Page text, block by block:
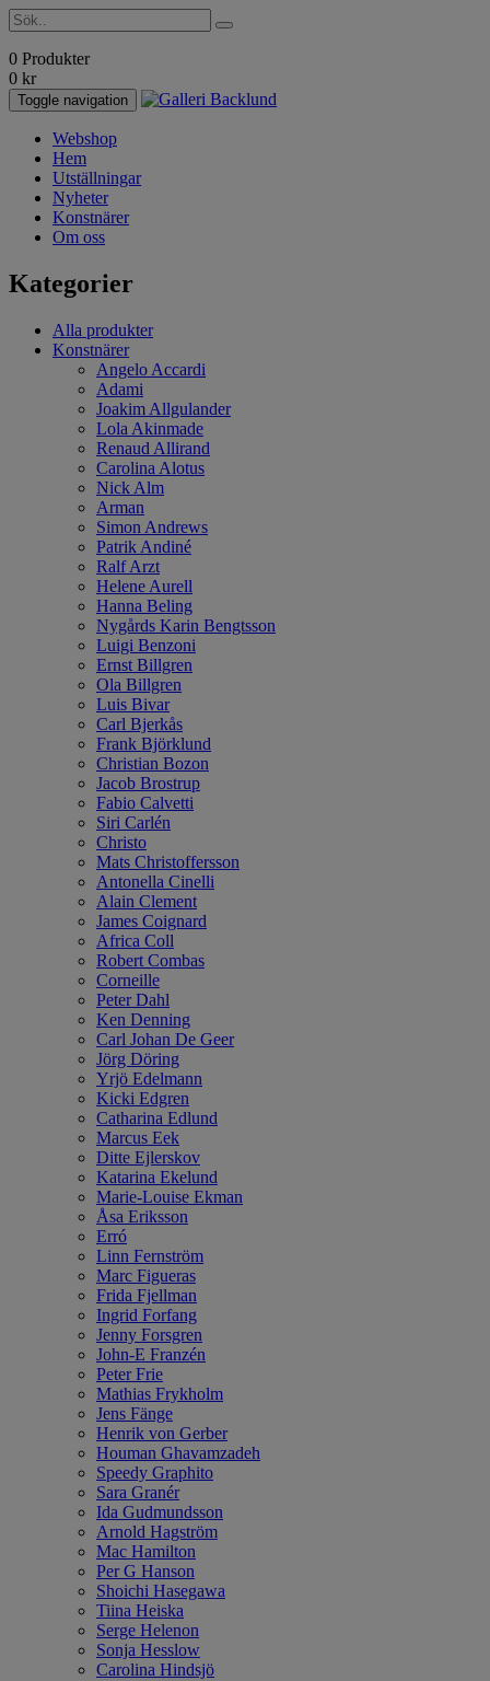
0 Produkter
0 kr
Toggle navigation
Webshop
Hem
Utställningar
Nyheter
Konstnärer
Om oss
Kategorier
Alla produkter
Konstnärer
Angelo Accardi
Adami
Joakim Allgulander
Lola Akinmade
Renaud Allirand
Carolina Alotus
Nick Alm
Arman
Simon Andrews
Patrik Andiné
Ralf Arzt
Helene Aurell
Hanna Beling
Nygårds Karin Bengtsson
Luigi Benzoni
Ernst Billgren
Ola Billgren
Luis Bivar
Carl Bjerkås
Frank Björklund
Christian Bozon
Jacob Brostrup
Fabio Calvetti
Siri Carlén
Christo
Mats Christoffersson
Antonella Cinelli
Alain Clement
James Coignard
Africa Coll
Robert Combas
Corneille
Peter Dahl
Ken Denning
Carl Johan De Geer
Jörg Döring
Yrjö Edelmann
Kicki Edgren
Catharina Edlund
Marcus Eek
Ditte Ejlerskov
Katarina Ekelund
Marie-Louise Ekman
Åsa Eriksson
Erró
Linn Fernström
Marc Figueras
Frida Fjellman
Ingrid Forfang
Jenny Forsgren
John-E Franzén
Peter Frie
Mathias Frykholm
Jens Fänge
Henrik von Gerber
Houman Ghavamzadeh
Speedy Graphito
Sara Granér
Ida Gudmundsson
Arnold Hagström
Mac Hamilton
Per G Hanson
Shoichi Hasegawa
Tiina Heiska
Serge Helenon
Sonja Hesslow
Carolina Hindsjö